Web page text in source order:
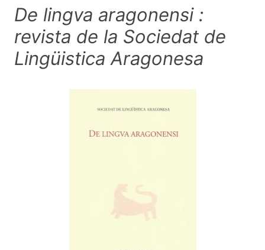
De lingva aragonensi :
revista de la Sociedat de
Lingüistica Aragonesa